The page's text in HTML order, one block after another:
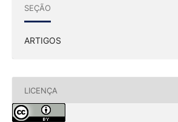
SEÇÃO
ARTIGOS
LICENÇA